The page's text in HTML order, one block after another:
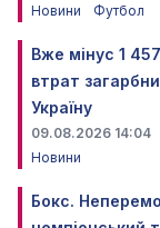
Новини
Футбол
Вже мінус 1
втрат
Україну
09.08.2026 14:04
Новини
Бокс.